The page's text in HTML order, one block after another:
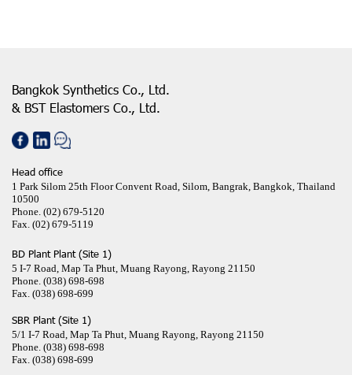
Bangkok Synthetics Co., Ltd.
& BST Elastomers Co., Ltd.
Head office
1 Park Silom 25th Floor Convent Road, Silom, Bangrak, Bangkok, Thailand
10500
Phone. (02) 679-5120
Fax. (02) 679-5119
BD Plant Plant (Site 1)
5 I-7 Road, Map Ta Phut, Muang Rayong, Rayong 21150
Phone. (038) 698-698
Fax. (038) 698-699
SBR Plant (Site 1)
5/1 I-7 Road, Map Ta Phut, Muang Rayong, Rayong 21150
Phone. (038) 698-698
Fax. (038) 698-699